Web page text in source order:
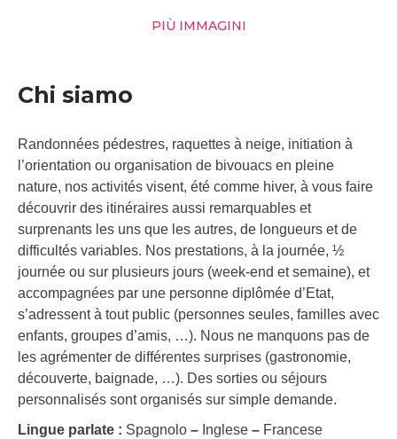
PIÙ IMMAGINI
Chi siamo
Randonnées pédestres, raquettes à neige, initiation à
l’orientation ou organisation de bivouacs en pleine
nature, nos activités visent, été comme hiver, à vous faire
découvrir des itinéraires aussi remarquables et
surprenants les uns que les autres, de longueurs et de
difficultés variables. Nos prestations, à la journée, ½
journée ou sur plusieurs jours (week-end et semaine), et
accompagnées par une personne diplômée d’Etat,
s’adressent à tout public (personnes seules, familles avec
enfants, groupes d’amis, …). Nous ne manquons pas de
les agrémenter de différentes surprises (gastronomie,
découverte, baignade, …). Des sorties ou séjours
personnalisés sont organisés sur simple demande.
Lingue parlate : Spagnolo – Inglese – Francese